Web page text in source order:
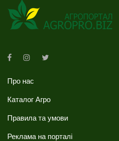
Про нас
Каталог Агро
Правила та умови
Реклама на порталі